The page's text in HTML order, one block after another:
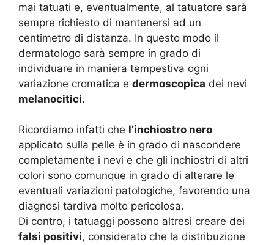
mai tatuati e, eventualmente, al tatuatore sarà
sempre richiesto di mantenersi ad un
centimetro di distanza. In questo modo il
dermatologo sarà sempre in grado di
individuare in maniera tempestiva ogni
variazione cromatica e dermoscopica dei nevi
melanocitici.
Ricordiamo infatti che l’inchiostro nero
applicato sulla pelle è in grado di nascondere
completamente i nevi e che gli inchiostri di altri
colori sono comunque in grado di alterare le
eventuali variazioni patologiche, favorendo una
diagnosi tardiva molto pericolosa.
Di contro, i tatuaggi possono altresì creare dei
falsi positivi, considerato che la distribuzione